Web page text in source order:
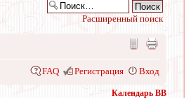
Расширенный поиск
FAQ Регистрация Вход
Календарь ВВ